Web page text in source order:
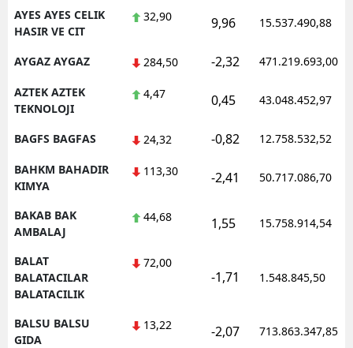
AYES AYES CELIK
HASIR VE CIT
32,90 9,96 15.537.490,88
AYGAZ AYGAZ 284,50 -2,32 471.219.693,00
AZTEK AZTEK
TEKNOLOJI
4,47 0,45 43.048.452,97
BAGFS BAGFAS 24,32 -0,82 12.758.532,52
BAHKM BAHADIR
KIMYA
113,30 -2,41 50.717.086,70
BAKAB BAK
AMBALAJ
44,68 1,55 15.758.914,54
BALAT
BALATACILAR
BALATACILIK
72,00
-1,71 1.548.845,50
BALSU BALSU
GIDA
13,22 -2,07 713.863.347,85